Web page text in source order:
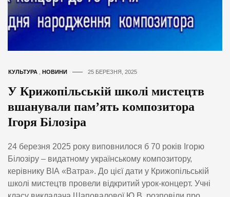
КУЛЬТУРА НОВИНИ 25 БЕРЕЗНЯ, 2025
У Крижопільській школі мистецтв
вшанували пам’ять композитора
Ігоря Білозіра
24 березня 2025 року виповнилося б 70 років Ігорю
Білозіру – видатному українському композитору,
керівнику ВІА «Ватра». До цієї дати у Крижопільській
школі мистецтв провели відкритий урок-концерт. Учні